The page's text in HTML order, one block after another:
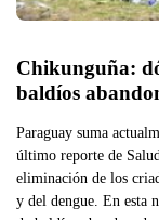
Chikunguña:
baldíos
Paraguay suma
último reporte de
eliminación de los
y del dengue. En esta